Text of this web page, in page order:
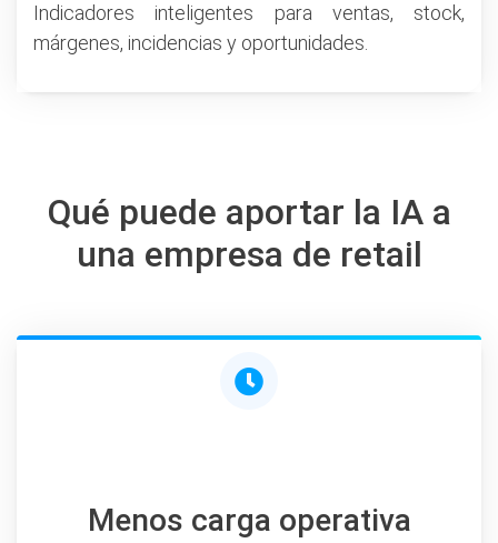
Indicadores inteligentes para ventas, stock,
márgenes, incidencias y oportunidades.
Qué puede aportar la IA a
una empresa de retail
Menos carga operativa